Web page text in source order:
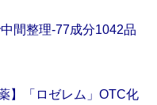
間整理‐77成分1042品
】「ロゼレム」OTC化